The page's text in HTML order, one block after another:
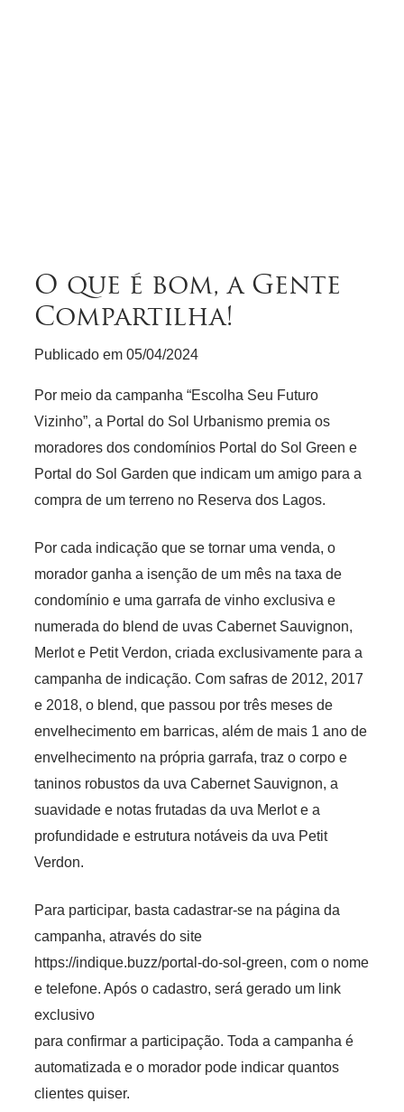
O que é bom, a Gente
Compartilha!
Publicado em 05/04/2024
Por meio da campanha “Escolha Seu Futuro
Vizinho”, a Portal do Sol Urbanismo premia os
moradores dos condomínios Portal do Sol Green e
Portal do Sol Garden que indicam um amigo para a
compra de um terreno no Reserva dos Lagos.
Por cada indicação que se tornar uma venda, o
morador ganha a isenção de um mês na taxa de
condomínio e uma garrafa de vinho exclusiva e
numerada do blend de uvas Cabernet Sauvignon,
Merlot e Petit Verdon, criada exclusivamente para a
campanha de indicação. Com safras de 2012, 2017
e 2018, o blend, que passou por três meses de
envelhecimento em barricas, além de mais 1 ano de
envelhecimento na própria garrafa, traz o corpo e
taninos robustos da uva Cabernet Sauvignon, a
suavidade e notas frutadas da uva Merlot e a
profundidade e estrutura notáveis da uva Petit
Verdon.
Para participar, basta cadastrar-se na página da
campanha, através do site
https://indique.buzz/portal-do-sol-green, com o nome
e telefone. Após o cadastro, será gerado um link
exclusivo
para confirmar a participação. Toda a campanha é
automatizada e o morador pode indicar quantos
clientes quiser.